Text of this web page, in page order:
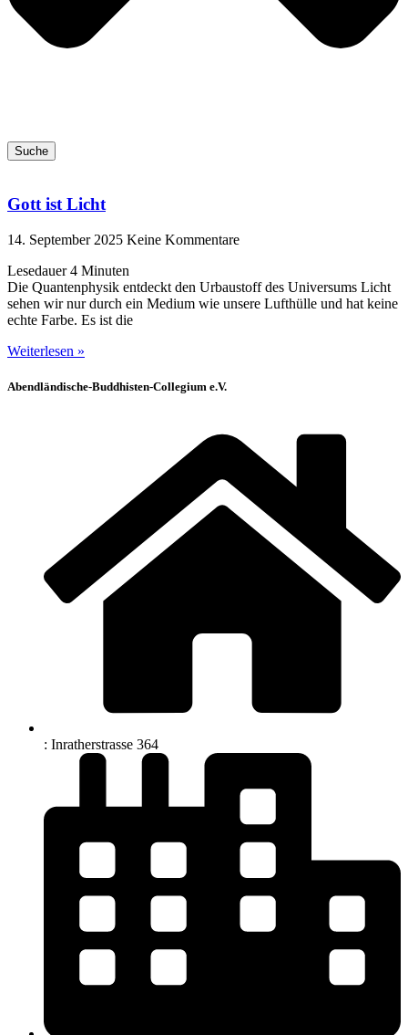
Suche
Gott ist Licht
14. September 2025 Keine Kommentare
Lesedauer 4 Minuten
Die Quantenphysik entdeckt den Urbaustoff des Universums Licht
sehen wir nur durch ein Medium wie unsere Lufthülle und hat keine
echte Farbe. Es ist die
Weiterlesen »
Abendländische-Buddhisten-Collegium e.V.
: Inratherstrasse 364